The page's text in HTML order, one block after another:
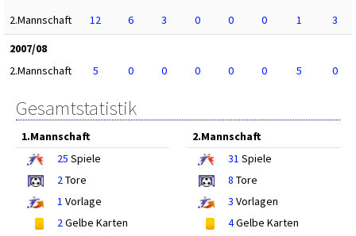
2.Mannschaft
12 6 3 0 0 0 1
3
2007/08
2.Mannschaft
5 0 0 0 0 0 5 0
Gesamtstatistik
1.Mannschaft
25 Spiele
2Tore
1 Vorlage
2Gelbe Karten
2.Mannschaft
31 Spiele
8 Tore
3 Vorlagen
4Gelbe Karten